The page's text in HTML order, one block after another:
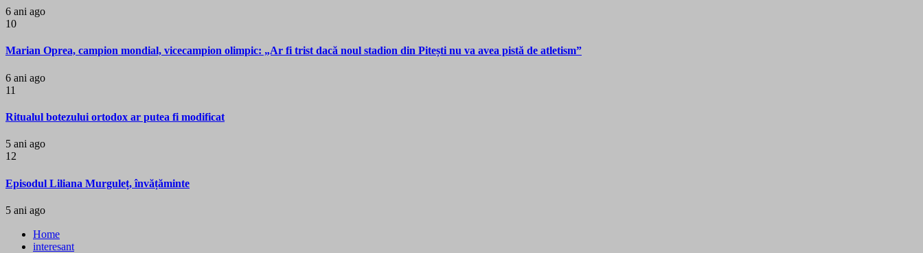
6 ani ago
10
Marian Oprea, campion mondial, vicecampion olimpic: „Ar fi trist dacă noul stadion din Pitești nu va avea pistă de atletism”
6 ani ago
11
Ritualul botezului ortodox ar putea fi modificat
5 ani ago
12
Episodul Liliana Murguleț, învățăminte
5 ani ago
Home
interesant